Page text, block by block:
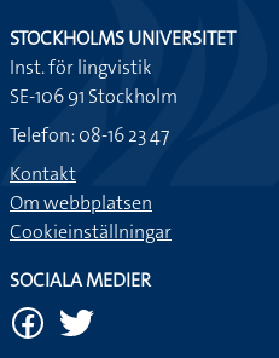
STOCKHOLMS UNIVERSITET
Inst. för lingvistik
SE-106 91 Stockholm
Telefon: 08-16 23 47
Kontakt
Om webbplatsen
Cookieinställningar
SOCIALA MEDIER